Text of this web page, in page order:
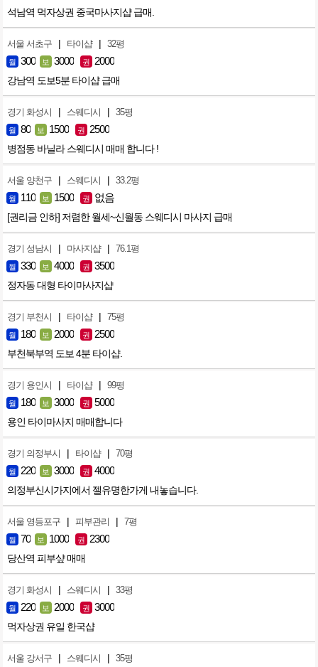
석남역 먹자상권 중국마사지샵 급매.
서울 서초구 | 타이샵 | 32평
월 300 보 3000 권 2000
강남역 도보5분 타이샵 급매
경기 화성시 | 스웨디시 | 35평
월 80 보 1500 권 2500
병점동 바닐라 스웨디시 매매 합니다 !
서울 양천구 | 스웨디시 | 33.2평
월 110 보 1500 권 없음
[권리금 인하] 저렴한 월세~신월동 스웨디시 마사지 급매
경기 성남시 | 마사지샵 | 76.1평
월 330 보 4000 권 3500
정자동 대형 타이마사지샵
경기 부천시 | 타이샵 | 75평
월 180 보 2000 권 2500
부천북부역 도보 4분 타이샵.
경기 용인시 | 타이샵 | 99평
월 180 보 3000 권 5000
용인 타이마사지 매매합니다
경기 의정부시 | 타이샵 | 70평
월 220 보 3000 권 4000
의정부신시가지에서 젤유명한가게 내놓습니다.
서울 영등포구 | 피부관리 | 7평
월 70 보 1000 권 2300
당산역 피부샾 매매
경기 화성시 | 스웨디시 | 33평
월 220 보 2000 권 3000
먹자상권 유일 한국샵
서울 강서구 | 스웨디시 | 35평